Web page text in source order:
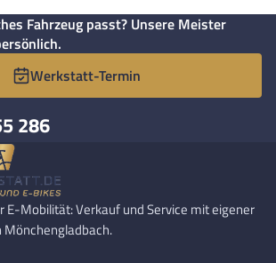
Fahrzeug passt? Unsere Meister
Werkstatt-Termin
286
E-Mobilität: Verkauf und Service mit eigener